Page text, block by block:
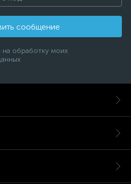
сообщение
обработку моих